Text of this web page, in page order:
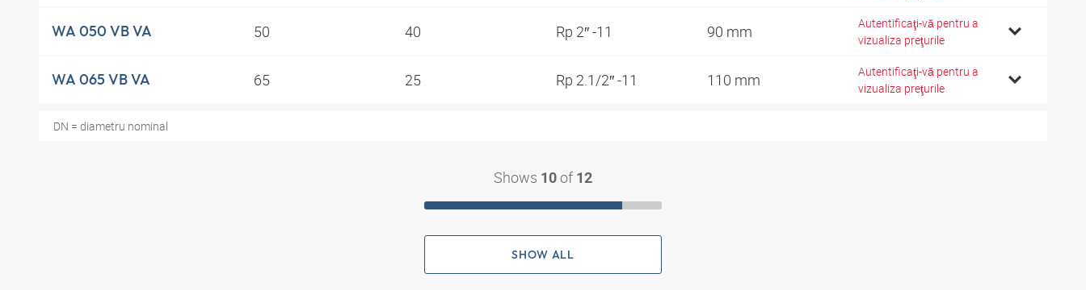
WA 050 VB VA 50 40 Rp 2″ -11 90 mm
Autentificaţi-vă pentru a
vizualiza preţurile
WA 065 VB VA 65 25 Rp 2.1/2″ -11 110 mm
Autentificaţi-vă pentru a
vizualiza preţurile
DN = diametru nominal
Shows 10 of 12
SHOW ALL